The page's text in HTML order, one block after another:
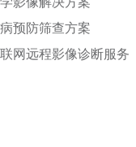
预防筛查方案
网远程影像诊断服务